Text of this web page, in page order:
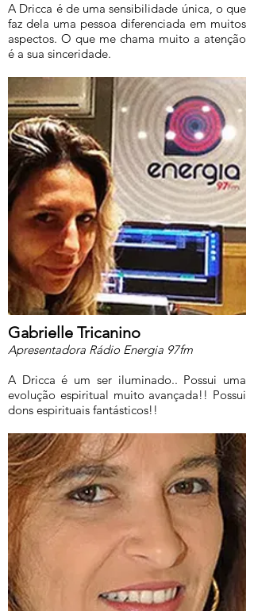
A Dricca é de uma sensibilidade única, o que
faz dela uma pessoa diferenciada em muitos
aspectos. O que me chama muito a atenção
é a sua sinceridade.
Gabrielle Tricanino
Apresentadora Rádio Energia 97fm
A Dricca é um ser iluminado.. Possui uma
evolução espiritual muito avançada!! Possui
dons espirituais fantásticos!!